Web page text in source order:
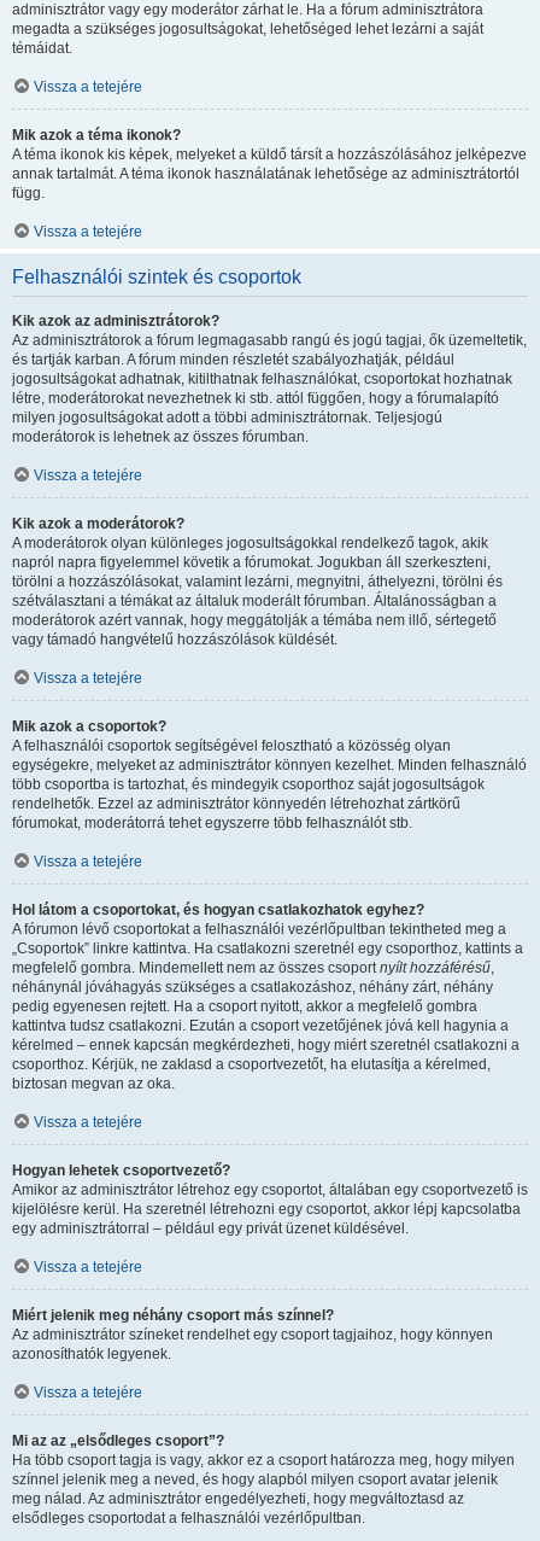
adminisztrátor vagy egy moderátor zárhat le. Ha a fórum adminisztrátora
megadta a szükséges jogosultságokat, lehetőséged lehet lezárni a saját
témáidat.
Vissza a tetejére
Mik azok a téma ikonok?
A téma ikonok kis képek, melyeket a küldő társít a hozzászólásához jelképezve
annak tartalmát. A téma ikonok használatának lehetősége az adminisztrátortól
függ.
Vissza a tetejére
Felhasználói szintek és csoportok
Kik azok az adminisztrátorok?
Az adminisztrátorok a fórum legmagasabb rangú és jogú tagjai, ők üzemeltetik,
és tartják karban. A fórum minden részletét szabályozhatják, például
jogosultságokat adhatnak, kitilthatnak felhasználókat, csoportokat hozhatnak
létre, moderátorokat nevezhetnek ki stb. attól függően, hogy a fórumalapító
milyen jogosultságokat adott a többi adminisztrátornak. Teljesjogú
moderátorok is lehetnek az összes fórumban.
Vissza a tetejére
Kik azok a moderátorok?
A moderátorok olyan különleges jogosultságokkal rendelkező tagok, akik
napról napra figyelemmel követik a fórumokat. Jogukban áll szerkeszteni,
törölni a hozzászólásokat, valamint lezárni, megnyitni, áthelyezni, törölni és
szétválasztani a témákat az általuk moderált fórumban. Általánosságban a
moderátorok azért vannak, hogy meggátolják a témába nem illő, sértegető
vagy támadó hangvételű hozzászólások küldését.
Vissza a tetejére
Mik azok a csoportok?
A felhasználói csoportok segítségével felosztható a közösség olyan
egységekre, melyeket az adminisztrátor könnyen kezelhet. Minden felhasználó
több csoportba is tartozhat, és mindegyik csoporthoz saját jogosultságok
rendelhetők. Ezzel az adminisztrátor könnyedén létrehozhat zártkörű
fórumokat, moderátorrá tehet egyszerre több felhasználót stb.
Vissza a tetejére
Hol látom a csoportokat, és hogyan csatlakozhatok egyhez?
A fórumon lévő csoportokat a felhasználói vezérlőpultban tekintheted meg a
„Csoportok” linkre kattintva. Ha csatlakozni szeretnél egy csoporthoz, kattints a
megfelelő gombra. Mindemellett nem az összes csoportnyílt hozzáférésű,
néhánynál jóváhagyás szükséges a csatlakozáshoz, néhány zárt, néhány
pedig egyenesen rejtett. Ha a csoport nyitott, akkor a megfelelő gombra
kattintva tudsz csatlakozni. Ezután a csoport vezetőjének jóvá kell hagynia a
kérelmed – ennek kapcsán megkérdezheti, hogy miért szeretnél csatlakozni a
csoporthoz. Kérjük, ne zaklasd a csoportvezetőt, ha elutasítja a kérelmed,
biztosan megvan az oka.
Vissza a tetejére
Hogyan lehetek csoportvezető?
Amikor az adminisztrátor létrehoz egy csoportot, általában egy csoportvezető is
kijelölésre kerül. Ha szeretnél létrehozni egy csoportot, akkor lépj kapcsolatba
egy adminisztrátorral – például egy privát üzenet küldésével.
Vissza a tetejére
Miért jelenik meg néhány csoport más színnel?
Az adminisztrátor színeket rendelhet egy csoport tagjaihoz, hogy könnyen
azonosíthatók legyenek.
Vissza a tetejére
Mi az az „elsődleges csoport”?
Ha több csoport tagja is vagy, akkor ez a csoport határozza meg, hogy milyen
színnel jelenik meg a neved, és hogy alapból milyen csoport avatar jelenik
meg nálad. Az adminisztrátor engedélyezheti, hogy megváltoztasd az
elsődleges csoportodat a felhasználói vezérlőpultban.